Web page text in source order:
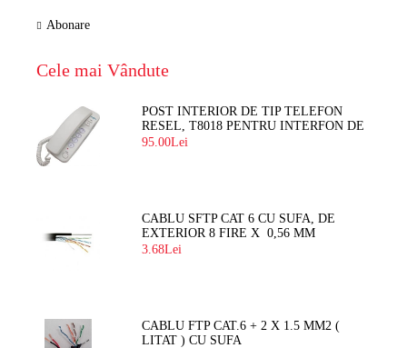
Abonare
Cele mai Vândute
POST INTERIOR DE TIP TELEFON
RESEL, T8018 PENTRU INTERFON DE
BLOC
95.00Lei
CABLU SFTP CAT 6 CU SUFA, DE
EXTERIOR 8 FIRE X 0,56 MM
3.68Lei
CABLU FTP CAT.6 + 2 X 1.5 MM2 (
LITAT ) CU SUFA